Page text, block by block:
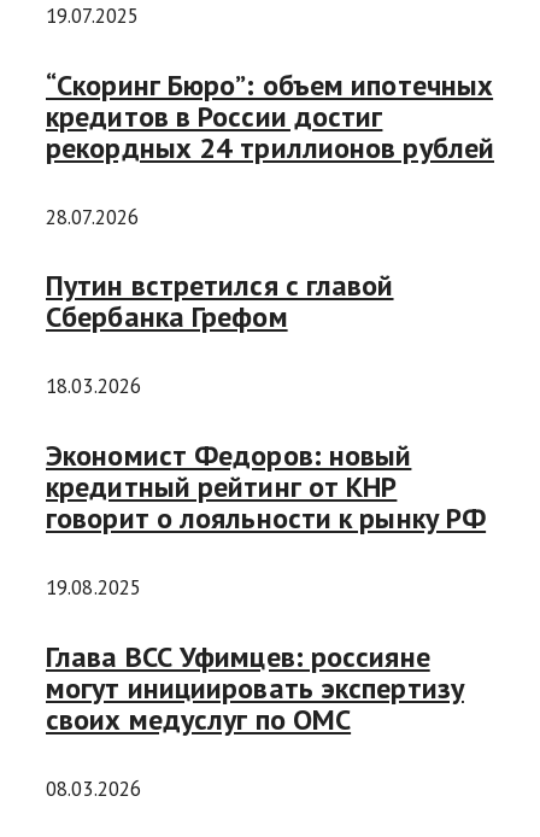
19.07.2025
“Скоринг Бюро”: объем ипотечных
кредитов в России достиг
рекордных 24 триллионов рублей
28.07.2026
Путин встретился с главой
Сбербанка Грефом
18.03.2026
Экономист Федоров: новый
кредитный рейтинг от КНР
говорит о лояльности к рынку РФ
19.08.2025
Глава ВСС Уфимцев: россияне
могут инициировать экспертизу
своих медуслуг по ОМС
08.03.2026